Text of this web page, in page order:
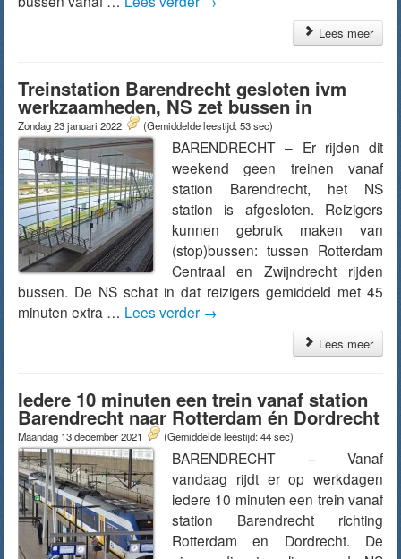
Lees meer
Treinstation Barendrecht gesloten ivm
werkzaamheden, NS zet bussen in
Zondag 23 januari 2022 (Gemiddelde leestijd: 53 sec)
BARENDRECHT – Er rijden dit
weekend geen treinen vanaf
station Barendrecht, het NS
station is afgesloten. Reizigers
kunnen gebruik maken van
(stop)bussen: tussen Rotterdam
Centraal en Zwijndrecht rijden
bussen. De NS schat in dat reizigers gemiddeld met 45
minuten extra … Lees verder →
Lees meer
Iedere 10 minuten een trein vanaf station
Barendrecht naar Rotterdam én Dordrecht
Maandag 13 december 2021 (Gemiddelde leestijd: 44 sec)
BARENDRECHT – Vanaf
vandaag rijdt er op werkdagen
iedere 10 minuten een trein vanaf
station Barendrecht richting
Rotterdam en Dordrecht. De